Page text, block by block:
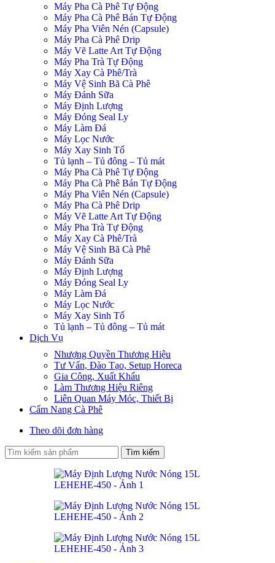
Máy Pha Cà Phê Tự Động
Máy Pha Cà Phê Bán Tự Động
Máy Pha Viên Nén (Capsule)
Máy Pha Cà Phê Drip
Máy Vẽ Latte Art Tự Động
Máy Pha Trà Tự Động
Máy Xay Cà Phê/Trà
Máy Vệ Sinh Bã Cà Phê
Máy Đánh Sữa
Máy Định Lượng
Máy Đóng Seal Ly
Máy Làm Đá
Máy Lọc Nước
Máy Xay Sinh Tố
Tủ lạnh – Tủ đông – Tủ mát
Máy Pha Cà Phê Tự Động
Máy Pha Cà Phê Bán Tự Động
Máy Pha Viên Nén (Capsule)
Máy Pha Cà Phê Drip
Máy Vẽ Latte Art Tự Động
Máy Pha Trà Tự Động
Máy Xay Cà Phê/Trà
Máy Vệ Sinh Bã Cà Phê
Máy Đánh Sữa
Máy Định Lượng
Máy Đóng Seal Ly
Máy Làm Đá
Máy Lọc Nước
Máy Xay Sinh Tố
Tủ lạnh – Tủ đông – Tủ mát
Dịch Vụ
Nhượng Quyền Thương Hiệu
Tư Vấn, Đào Tạo, Setup Horeca
Gia Công, Xuất Khẩu
Làm Thương Hiệu Riêng
Liên Quan Máy Móc, Thiết Bị
Cẩm Nang Cà Phê
Theo dõi đơn hàng
Tìm kiếm